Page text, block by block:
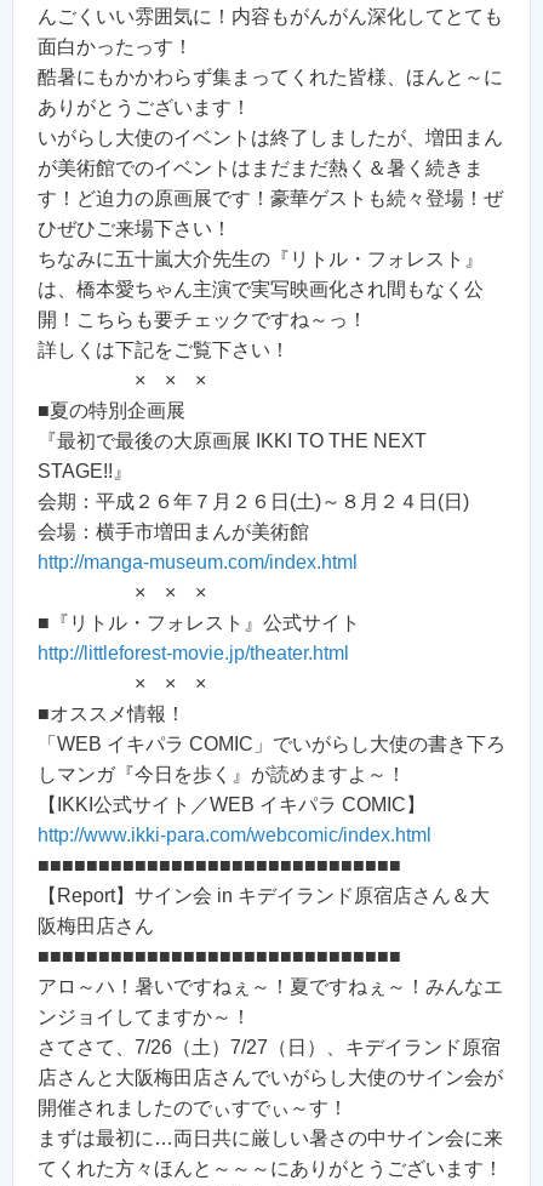
んごくいい雰囲気に！内容もがんがん深化してとても
面白かったっす！
酷暑にもかかわらず集まってくれた皆様、ほんと～に
ありがとうございます！
いがらし大使のイベントは終了しましたが、増田まん
が美術館でのイベントはまだまだ熱く＆暑く続きま
す！ど迫力の原画展です！豪華ゲストも続々登場！ぜ
ひぜひご来場下さい！
ちなみに五十嵐大介先生の『リトル・フォレスト』
は、橋本愛ちゃん主演で実写映画化され間もなく公
開！こちらも要チェックですね～っ！
詳しくは下記をご覧下さい！
× × ×
■夏の特別企画展
『最初で最後の大原画展 IKKI TO THE NEXT
STAGE!!』
会期：平成２６年７月２６日(土)～８月２４日(日)
会場：横手市増田まんが美術館
http://manga-museum.com/index.html
× × ×
■『リトル・フォレスト』公式サイト
http://littleforest-movie.jp/theater.html
× × ×
■オススメ情報！
「WEB イキパラ COMIC」でいがらし大使の書き下ろ
しマンガ『今日を歩く』が読めますよ～！
【IKKI公式サイト／WEB イキパラ COMIC】
http://www.ikki-para.com/webcomic/index.html
■■■■■■■■■■■■■■■■■■■■■■■■■■■■■■
【Report】サイン会 in キデイランド原宿店さん＆大
阪梅田店さん
■■■■■■■■■■■■■■■■■■■■■■■■■■■■■■
アロ～ハ！暑いですねぇ～！夏ですねぇ～！みんなエ
ンジョイしてますか～！
さてさて、7/26（土）7/27（日）、キデイランド原宿
店さんと大阪梅田店さんでいがらし大使のサイン会が
開催されましたのでぃすでぃ～す！
まずは最初に…両日共に厳しい暑さの中サイン会に来
てくれた方々ほんと～～～にありがとうございます！